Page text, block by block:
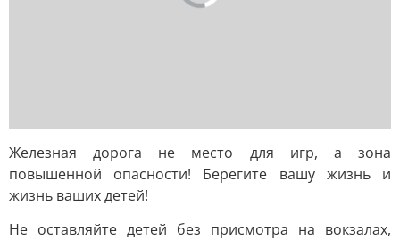
Железная дорога не место для игр, а зона
повышенной опасности! Берегите вашу жизнь и
жизнь ваших детей!
Не оставляйте детей без присмотра на вокзалах,